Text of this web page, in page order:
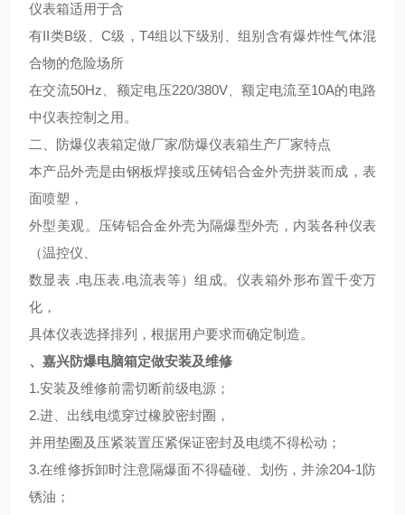
仪表箱适用于含
有II类B级、C级，T4组以下级别、组别含有爆炸性气体混
合物的危险场所
在交流50Hz、额定电压220/380V、额定电流至10A的电路
中仪表控制之用。
二、防爆仪表箱定做厂家/防爆仪表箱生产厂家特点
本产品外壳是由钢板焊接或压铸铝合金外壳拼装而成，表
面喷塑，
外型美观。压铸铝合金外壳为隔爆型外壳，内装各种仪表
（温控仪、
数显表 .电压表.电流表等）组成。仪表箱外形布置千变万
化，
具体仪表选择排列，根据用户要求而确定制造。
、嘉兴防爆电脑箱定做安装及维修
1.安装及维修前需切断前级电源；
2.进、出线电缆穿过橡胶密封圈，
并用垫圈及压紧装置压紧保证密封及电缆不得松动；
3.在维修拆卸时注意隔爆面不得磕碰、划伤，并涂204-1防
锈油；